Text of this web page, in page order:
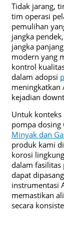
Tidak jarang,
tim operasi
pemulihan
jangka
jangka
modern yang
kontrol
dalam adopsi
meningkatkan
kejadian
Untuk
pompa dosing
Minyak dan
produk kami
korosi
dalam fasilitas
dapat
instrumentasi
memastikan
secara